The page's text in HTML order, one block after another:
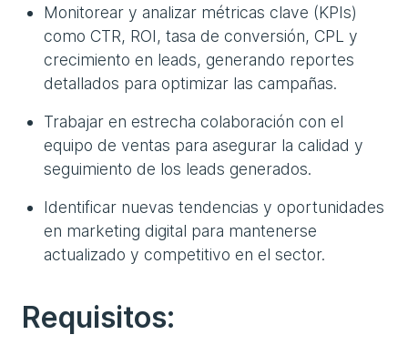
Monitorear y analizar métricas clave (KPIs)
como CTR, ROI, tasa de conversión, CPL y
crecimiento en leads, generando reportes
detallados para optimizar las campañas.
Trabajar en estrecha colaboración con el
equipo de ventas para asegurar la calidad y
seguimiento de los leads generados.
Identificar nuevas tendencias y oportunidades
en marketing digital para mantenerse
actualizado y competitivo en el sector.
Requisitos: